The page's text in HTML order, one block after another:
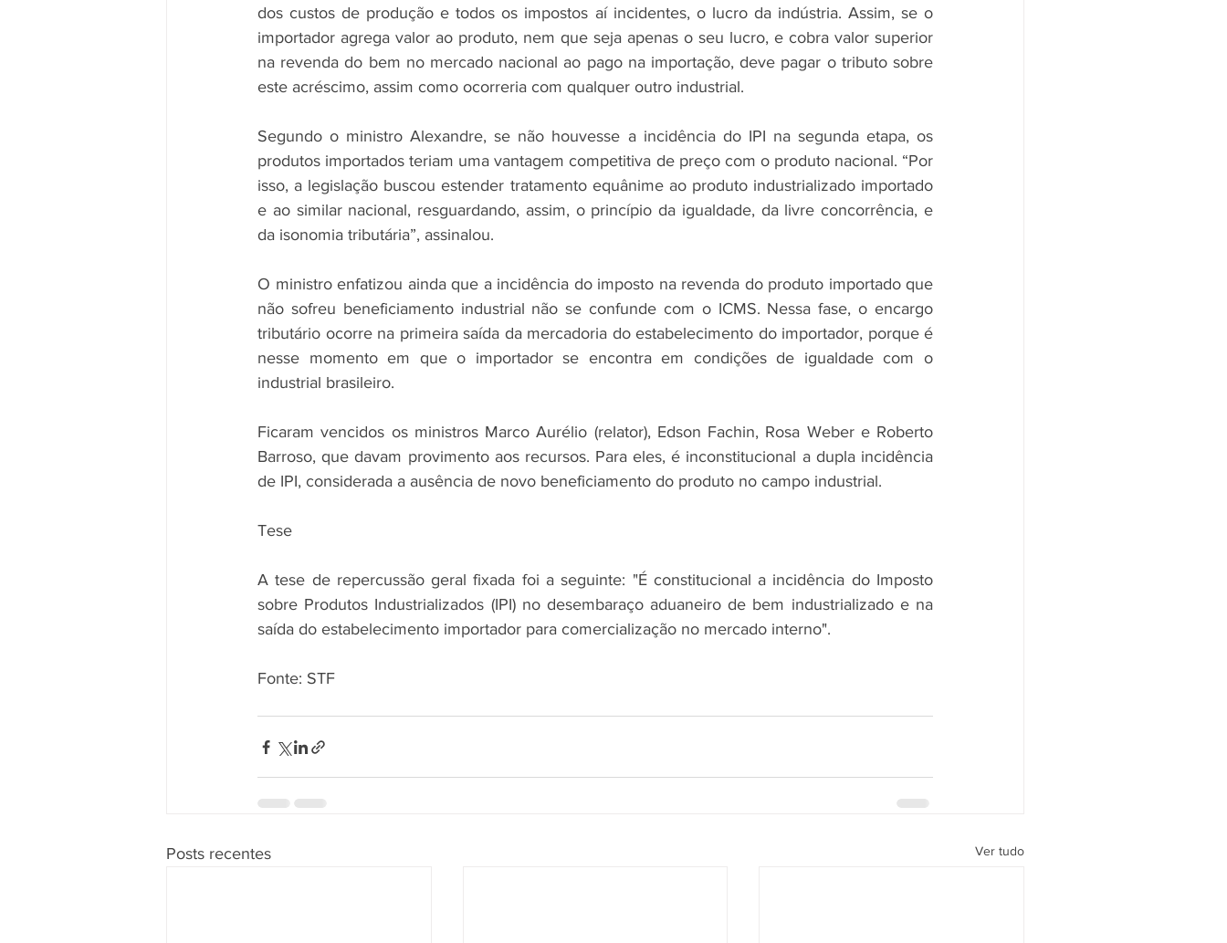
dos custos de produção e todos os impostos aí incidentes, o lucro da indústria. Assim, se o
importador agrega valor ao produto, nem que seja apenas o seu lucro, e cobra valor superior
na revenda do bem no mercado nacional ao pago na importação, deve pagar o tributo sobre
este acréscimo, assim como ocorreria com qualquer outro industrial.
Segundo o ministro Alexandre, se não houvesse a incidência do IPI na segunda etapa, os
produtos importados teriam uma vantagem competitiva de preço com o produto nacional. “Por
isso, a legislação buscou estender tratamento equânime ao produto industrializado importado
e ao similar nacional, resguardando, assim, o princípio da igualdade, da livre concorrência, e
da isonomia tributária”, assinalou.
O ministro enfatizou ainda que a incidência do imposto na revenda do produto importado que
não sofreu beneficiamento industrial não se confunde com o ICMS. Nessa fase, o encargo
tributário ocorre na primeira saída da mercadoria do estabelecimento do importador, porque é
nesse momento em que o importador se encontra em condições de igualdade com o
industrial brasileiro.
Ficaram vencidos os ministros Marco Aurélio (relator), Edson Fachin, Rosa Weber e Roberto
Barroso, que davam provimento aos recursos. Para eles, é inconstitucional a dupla incidência
de IPI, considerada a ausência de novo beneficiamento do produto no campo industrial.
Tese
A tese de repercussão geral fixada foi a seguinte: "É constitucional a incidência do Imposto
sobre Produtos Industrializados (IPI) no desembaraço aduaneiro de bem industrializado e na
saída do estabelecimento importador para comercialização no mercado interno".
Fonte: STF
Posts recentes Ver tudo